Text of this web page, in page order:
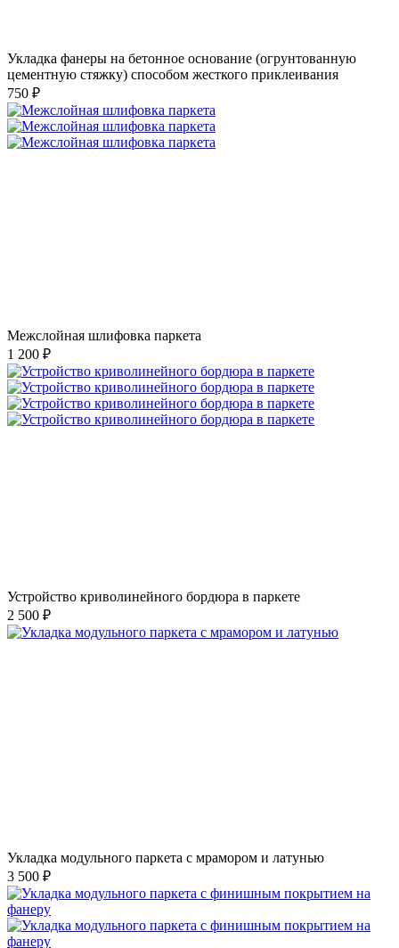
Укладка фанеры на бетонное основание (огрунтованную
цементную стяжку) способом жесткого приклеивания
750 ₽
Межслойная шлифовка паркета
1 200 ₽
Устройство криволинейного бордюра в паркете
2 500 ₽
Укладка модульного паркета с мрамором и латунью
3 500 ₽